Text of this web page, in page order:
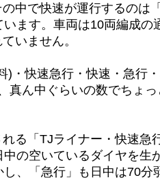
中で快速が運行するのは
ます。車両は10両編成の
いません。
)・快速急行・快速・急行
真ん中ぐらいの数でちょっ
る「TJライナー・快速急
の空いているダイヤを生
し、「急行」も日中は70分